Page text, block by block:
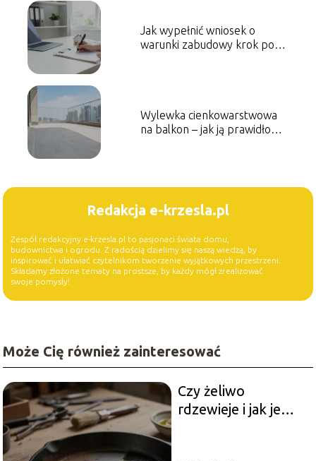
Jak wypełnić wniosek o
warunki zabudowy krok po
Wylewka cienkowarstwowa
na balkon – jak ją prawidłowo
Redakcja e-krzesla.pl
Zespół redakcyjny e-krzesla.pl to pasjonaci świata domu,
budownictwa i ogrodu. Z radością dzielimy się naszą wiedzą, by
inspirować i ułatwiać czytelnikom tworzenie wyjątkowych przestrzeni.
Składamy złożone tematy na prostsze, by każdy mógł zrealizować
swoje pomysły!
Może Cię również zainteresować
Czy żeliwo
rdzewieje i jak je